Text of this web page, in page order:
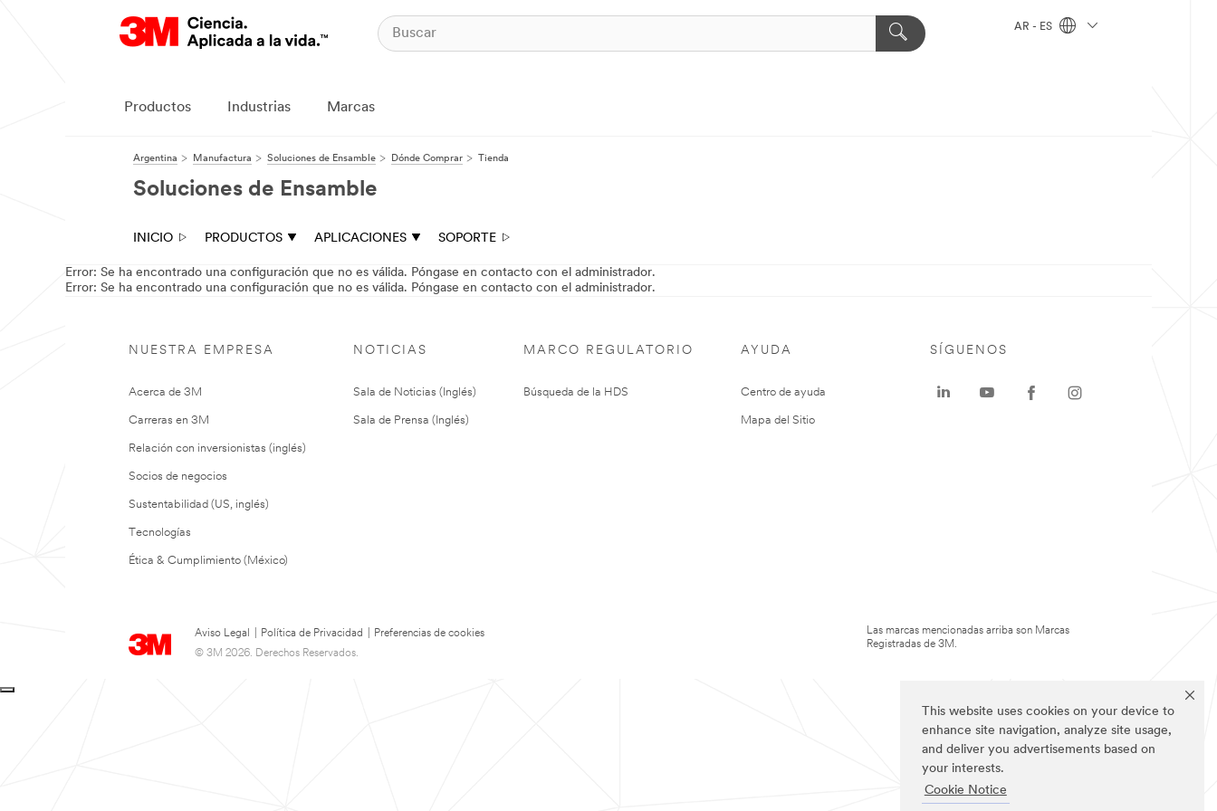
This website uses cookies on your device to
enhance site navigation, analyze site usage,
and deliver you advertisements based on
your interests.
Cookie Notice
AR - ES
Productos Industrias Marcas
Argentina Manufactura Soluciones de Ensamble Dónde Comprar Tienda
Soluciones de Ensamble
INICIO PRODUCTOS APLICACIONES SOPORTE
Error: Se ha encontrado una configuración que no es válida. Póngase en contacto con el administrador.
Error: Se ha encontrado una configuración que no es válida. Póngase en contacto con el administrador.
NUESTRA EMPRESA
Acerca de 3M
Carreras en 3M
Relación con inversionistas (inglés)
Socios de negocios
Sustentabilidad (US, inglés)
Tecnologías
Ética & Cumplimiento (México)
NOTICIAS
Sala de Noticias (Inglés)
Sala de Prensa (Inglés)
MARCO REGULATORIO
Búsqueda de la HDS
AYUDA
Centro de ayuda
Mapa del Sitio
Aviso Legal Política de Privacidad
Preferencias de cookies
© 3M 2026. Derechos Reservados.
SÍGUENOS
Las marcas mencionadas arriba son Marcas
Registradas de 3M.